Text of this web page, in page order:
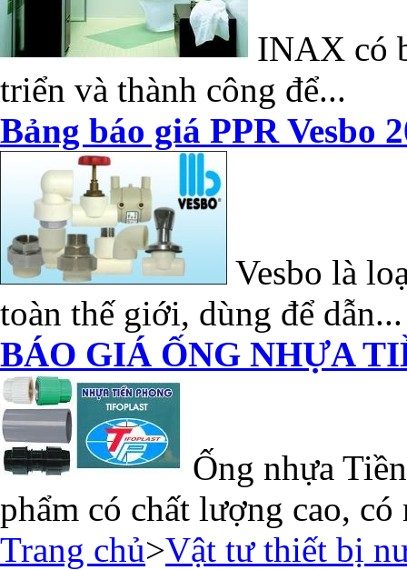
INAX có
triển và thành công để...
Bảng báo giá PPR Vesbo
Vesbo là
toàn thế giới, dùng để dẫn...
BÁO GIÁ ỐNG NHỰA
Ống nhựa
phẩm có chất lượng cao, có
Trang chủ>Vật tư thiết bị